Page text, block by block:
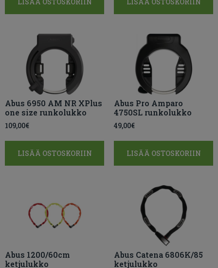
Abus 6950 AM NR XPlus
one size runkolukko
109,00€
LISÄÄ OSTOSKORIIN
Abus Pro Amparo
4750SL runkolukko
49,00€
LISÄÄ OSTOSKORIIN
Abus 1200/60cm
ketjulukko
Abus Catena 6806K/85
ketjulukko